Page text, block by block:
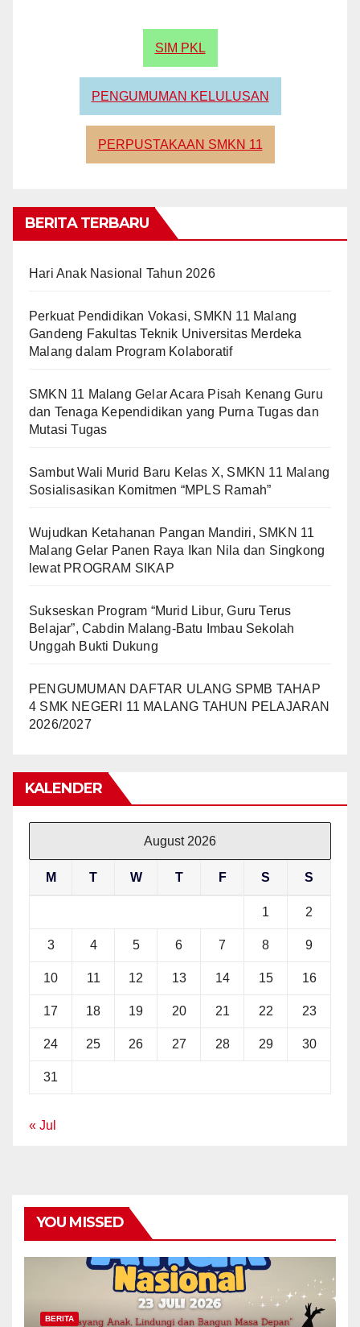
SIM PKL
PENGUMUMAN KELULUSAN
PERPUSTAKAAN SMKN 11
BERITA TERBARU
Hari Anak Nasional Tahun 2026
Perkuat Pendidikan Vokasi, SMKN 11 Malang
Gandeng Fakultas Teknik Universitas Merdeka
Malang dalam Program Kolaboratif
SMKN 11 Malang Gelar Acara Pisah Kenang Guru
dan Tenaga Kependidikan yang Purna Tugas dan
Mutasi Tugas
Sambut Wali Murid Baru Kelas X, SMKN 11 Malang
Sosialisasikan Komitmen “MPLS Ramah”
Wujudkan Ketahanan Pangan Mandiri, SMKN 11
Malang Gelar Panen Raya Ikan Nila dan Singkong
lewat PROGRAM SIKAP
Sukseskan Program “Murid Libur, Guru Terus
Belajar”, Cabdin Malang-Batu Imbau Sekolah
Unggah Bukti Dukung
PENGUMUMAN DAFTAR ULANG SPMB TAHAP
4 SMK NEGERI 11 MALANG TAHUN PELAJARAN
2026/2027
KALENDER
August 2026
M T W T F S S
1 2
3 4 5 6 7 8 9
10 11 12 13 14 15 16
17 18 19 20 21 22 23
24 25 26 27 28 29 30
31
« Jul
YOU MISSED
BERITA